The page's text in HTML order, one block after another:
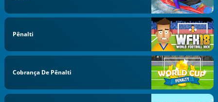
Pênalti
Cobrança De Pênalti